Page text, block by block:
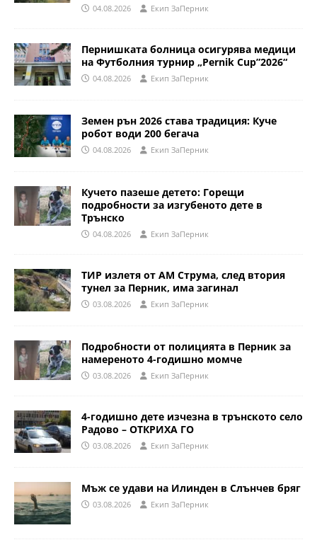
04.08.2026 Eкип ЗаПерник
Пернишката болница осигурява медици
на Футболния турнир „Pernik Cup”2026“
04.08.2026 Eкип ЗаПерник
Земен рън 2026 става традиция: Куче
робот води 200 бегача
04.08.2026 Eкип ЗаПерник
Кучето пазеше детето: Горещи
подробности за изгубеното дете в
Трънско
04.08.2026 Eкип ЗаПерник
ТИР излетя от АМ Струма, след втория
тунел за Перник, има загинал
03.08.2026 Eкип ЗаПерник
Подробности от полицията в Перник за
намереното 4-годишно момче
03.08.2026 Eкип ЗаПерник
4-годишно дете изчезна в трънското село
Радово – ОТКРИХА ГО
03.08.2026 Eкип ЗаПерник
Мъж се удави на Илинден в Слънчев бряг
03.08.2026 Eкип ЗаПерник